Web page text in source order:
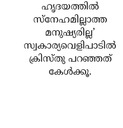
ഹൃദയത്തില്‍
സ്‌നേഹമില്ലാത്ത
മനുഷ്യരില്ല’
സ്വകാര്യവെളിപാടില്‍
ക്രിസ്തു പറഞ്ഞത്
കേള്‍ക്കൂ.